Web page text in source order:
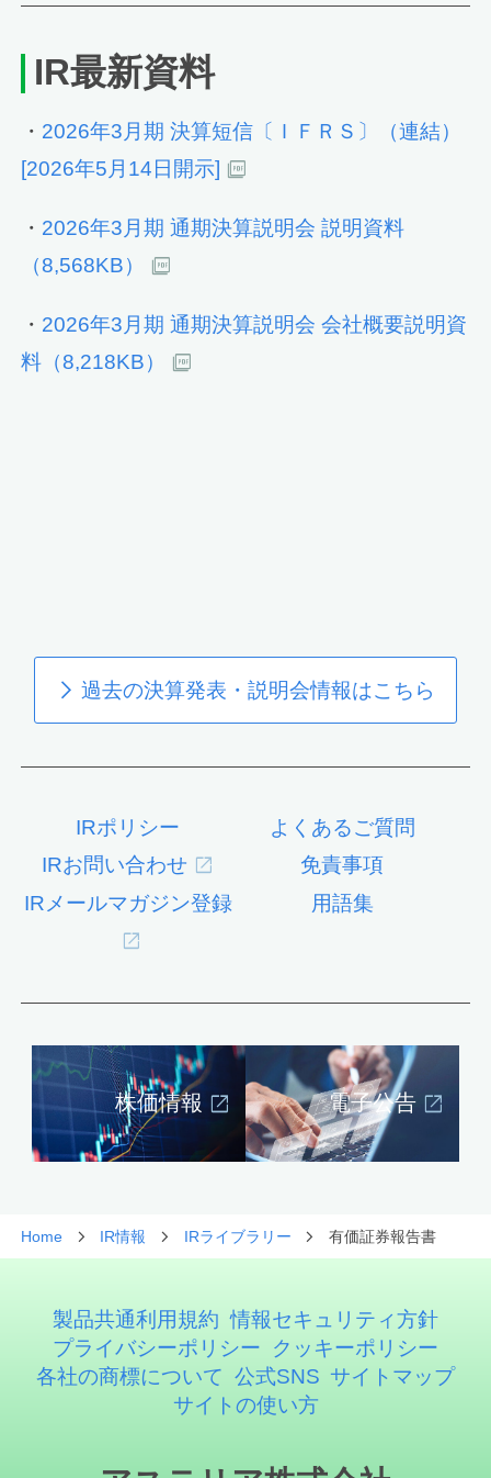
IR最新資料
・ 2026年3月期 決算短信〔ＩＦＲＳ〕（連結）
[2026年5月14日開示]
・ 2026年3月期 通期決算説明会 説明資料
（8,568KB）
・ 2026年3月期 通期決算説明会 会社概要説明資
料（8,218KB）
過去の決算発表・説明会情報はこちら
IRポリシー
よくあるご質問
IRお問い合わせ
免責事項
IRメールマガジン登録
用語集
株価情報 電子公告
Home IR情報 IRライブラリー 有価証券報告書
製品共通利用規約 情報セキュリティ方針
プライバシーポリシー
クッキーポリシー
各社の商標について 公式SNS サイトマップ
サイトの使い方